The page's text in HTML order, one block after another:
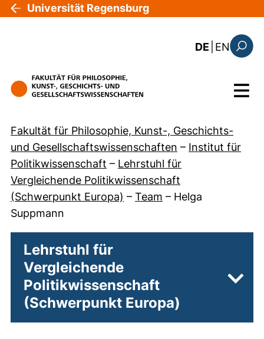
Direkt zum Inhalt
Universität Regensburg
DE EN: this
Menü
Fakultät für Philosophie, Kunst-, Geschichts-
und Gesellschaftswissenschaften – Institut für
Politikwissenschaft – Lehrstuhl für
Vergleichende Politikwissenschaft
(Schwerpunkt Europa) – Team – Helga
Suppmann
Lehrstuhl für
Vergleichende
Politikwissenschaft
(Schwerpunkt Europa)